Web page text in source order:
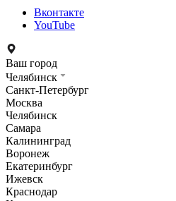
Вконтакте
YouTube
Ваш город
Челябинск
Санкт-Петербург
Москва
Челябинск
Самара
Калининград
Воронеж
Екатеринбург
Ижевск
Краснодар